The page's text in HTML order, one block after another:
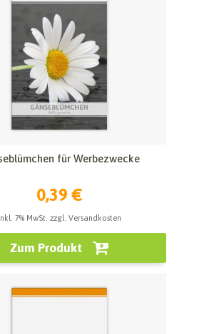
für Werbezwecke
0,39 €
7% MwSt. zzgl. Versandkosten
Zum Produkt